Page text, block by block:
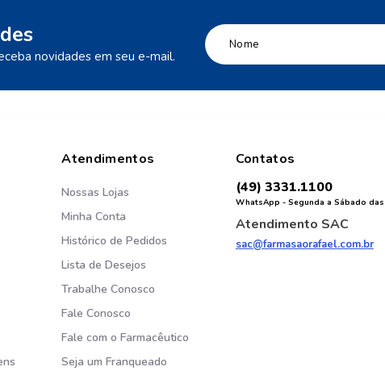
novidades em seu e-mail.
Atendimentos
Nossas Lojas
Minha Conta
Histórico de Pedidos
Lista de Desejos
Trabalhe Conosco
Fale Conosco
Fale com o Farmacêutico
Seja um Franqueado
Contatos
(49) 3331.1100
WhatsApp - Segunda a Sábado das
Atendimento SAC
sac@farmasaorafael.com.br